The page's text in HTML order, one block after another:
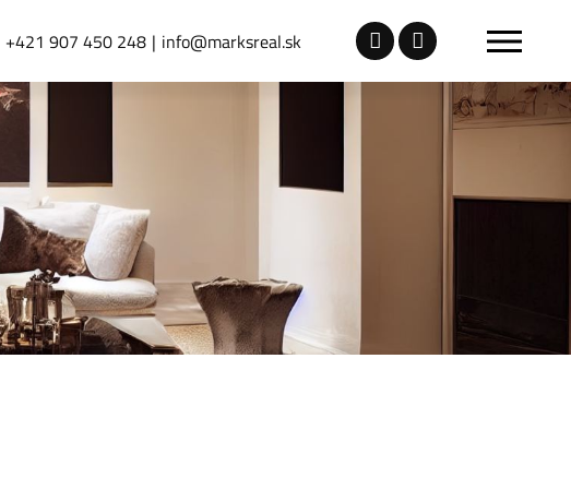
+421 907 450 248 info@marksreal.sk